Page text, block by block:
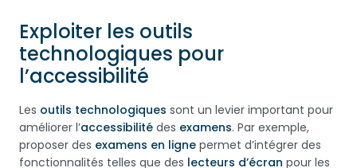
Exploiter les outils
technologiques pour
l’accessibilité
Les outils technologiques sont un levier important pour
améliorer l’accessibilité des examens. Par exemple,
proposer des examens en ligne permet d’intégrer des
fonctionnalités telles que des lecteurs d’écran pour les